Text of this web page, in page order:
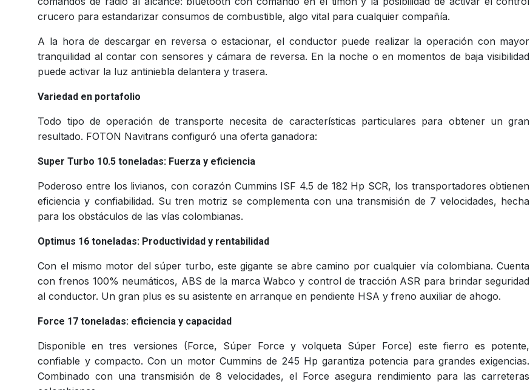
crucero para estandarizar consumos de combustible, algo vital para cualquier compañía.
A la hora de descargar en reversa o estacionar, el conductor puede realizar la operación con mayor
tranquilidad al contar con sensores y cámara de reversa. En la noche o en momentos de baja visibilidad
puede activar la luz antiniebla delantera y trasera.
Variedad en portafolio
Todo tipo de operación de transporte necesita de características particulares para obtener un gran
resultado. FOTON Navitrans configuró una oferta ganadora:
Super Turbo 10.5 toneladas: Fuerza y eficiencia
Poderoso entre los livianos, con corazón Cummins ISF 4.5 de 182 Hp SCR, los transportadores obtienen
eficiencia y confiabilidad. Su tren motriz se complementa con una transmisión de 7 velocidades, hecha
para los obstáculos de las vías colombianas.
Optimus 16 toneladas: Productividad y rentabilidad
Con el mismo motor del súper turbo, este gigante se abre camino por cualquier vía colombiana. Cuenta
con frenos 100% neumáticos, ABS de la marca Wabco y control de tracción ASR para brindar seguridad
al conductor. Un gran plus es su asistente en arranque en pendiente HSA y freno auxiliar de ahogo.
Force 17 toneladas: eficiencia y capacidad
Disponible en tres versiones (Force, Súper Force y volqueta Súper Force) este fierro es potente,
confiable y compacto. Con un motor Cummins de 245 Hp garantiza potencia para grandes exigencias.
Combinado con una transmisión de 8 velocidades, el Force asegura rendimiento para las carreteras